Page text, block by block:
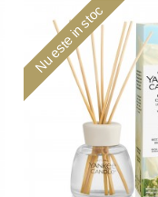
Nu este in stoc